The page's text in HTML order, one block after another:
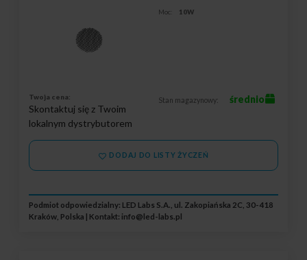
Moc: 10W
Twoja cena:
Skontaktuj się z Twoim
lokalnym dystrybutorem
Stan magazynowy: średnio
DODAJ DO LISTY ŻYCZEŃ
Podmiot odpowiedzialny: LED Labs S.A., ul. Zakopiańska 2C, 30-418
Kraków, Polska | Kontakt: info@led-labs.pl